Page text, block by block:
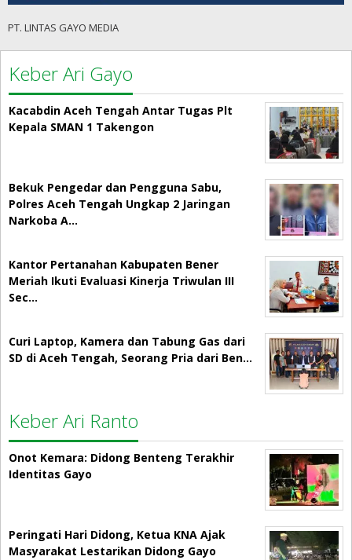
PT. LINTAS GAYO MEDIA
Keber Ari Gayo
Kacabdin Aceh Tengah Antar Tugas Plt
Kepala SMAN 1 Takengon
Bekuk Pengedar dan Pengguna Sabu,
Polres Aceh Tengah Ungkap 2 Jaringan
Narkoba A…
Kantor Pertanahan Kabupaten Bener
Meriah Ikuti Evaluasi Kinerja Triwulan III
Sec…
Curi Laptop, Kamera dan Tabung Gas dari
SD di Aceh Tengah, Seorang Pria dari Ben…
Keber Ari Ranto
Onot Kemara: Didong Benteng Terakhir
Identitas Gayo
Peringati Hari Didong, Ketua KNA Ajak
Masyarakat Lestarikan Didong Gayo